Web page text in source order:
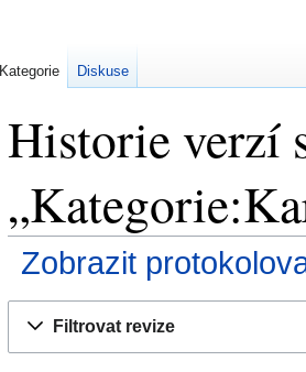
Historie verzí
Zobrazit
Filtrovat revize
Kategorie Diskuse